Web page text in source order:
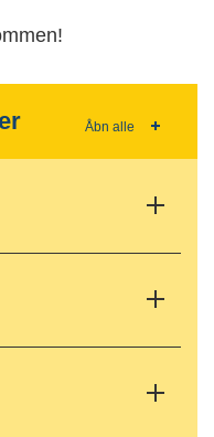
Åbn alle